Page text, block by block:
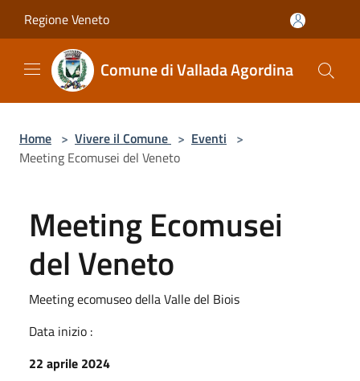
Regione Veneto
Comune di Vallada Agordina
Home > Vivere il Comune > Eventi >
Meeting Ecomusei del Veneto
Meeting Ecomusei
del Veneto
Meeting ecomuseo della Valle del Biois
Data inizio :
22 aprile 2024